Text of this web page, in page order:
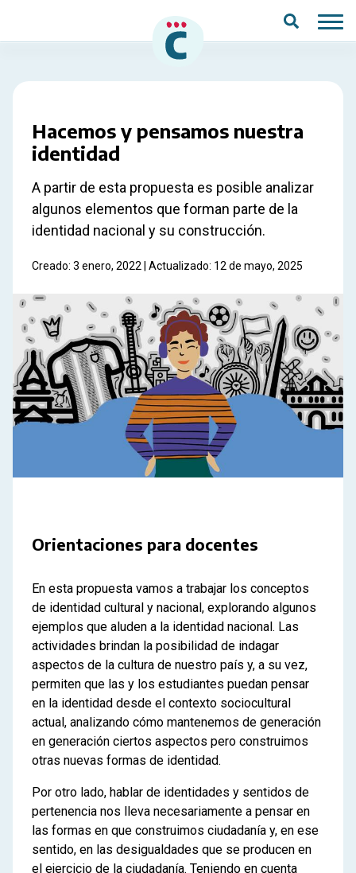
Hacemos y pensamos nuestra
identidad
A partir de esta propuesta es posible analizar
algunos elementos que forman parte de la
identidad nacional y su construcción.
Creado: 3 enero, 2022 | Actualizado: 12 de mayo, 2025
Orientaciones para docentes
En esta propuesta vamos a trabajar los conceptos
de identidad cultural y nacional, explorando algunos
ejemplos que aluden a la identidad nacional. Las
actividades brindan la posibilidad de indagar
aspectos de la cultura de nuestro país y, a su vez,
permiten que las y los estudiantes puedan pensar
en la identidad desde el contexto sociocultural
actual, analizando cómo mantenemos de generación
en generación ciertos aspectos pero construimos
otras nuevas formas de identidad.
Por otro lado, hablar de identidades y sentidos de
pertenencia nos lleva necesariamente a pensar en
las formas en que construimos ciudadanía y, en ese
sentido, en las desigualdades que se producen en
el ejercicio de la ciudadanía. Teniendo en cuenta